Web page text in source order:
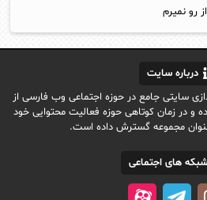
رو نمیرم
درباره سایت
سایتی جامع در حوزه اجتماعی وب فارسی از
کرده و در زمان کوتاهی حوزه فعالیت محتوایی خود
شبکه های اجتماعی